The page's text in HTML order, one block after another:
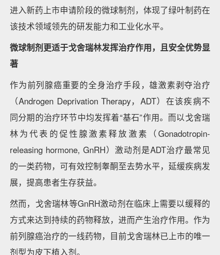
进入新药上市申请阶段的微球制剂，体现了绿叶制药在
该技术领域领先的研发能力和工业化水平。
微球制剂更适于戈舍瑞林发挥治疗作用，且安全优势显
著
作为前列腺癌重要的全身治疗手段，雄激素剥夺治疗
（Androgen Deprivation Therapy，ADT）在该疾病不
同分期的治疗环节中均发挥着“基石”作用。而以戈舍瑞
林为代表的促性腺激素释放激素（Gonadotropin-
releasing hormone, GnRH）激动剂是ADT治疗最常见
的一类药物，可有效控制睾酮至去势水平，延缓疾病发
展，提高患者生存获益。
然而，戈舍瑞林等GnRH激动剂在临床上需要以缓释的
方式来达到持续的药物释放，进而产生治疗作用。作为
前列腺癌治疗的一线药物，目前戈舍瑞林已上市的唯一
剂型为皮下植入剂。